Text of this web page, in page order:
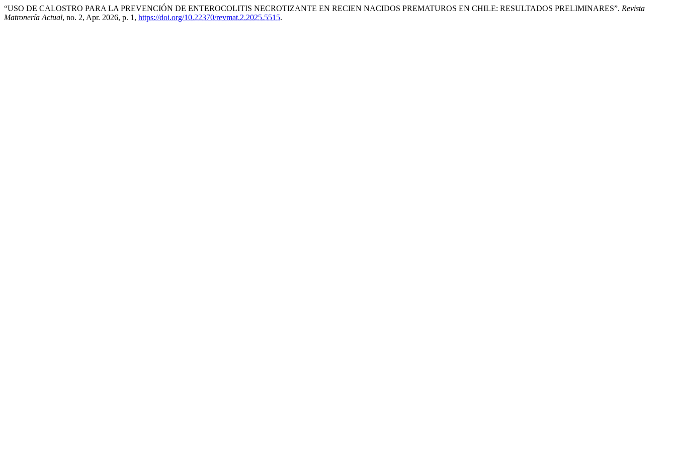
“USO DE CALOSTRO PARA LA PREVENCIÓN DE ENTEROCOLITIS NECROTIZANTE EN RECIEN NACIDOS PREMATUROS EN CHILE: RESULTADOS PRELIMINARES”. Revista
Matronería Actual, no. 2, Apr. 2026, p. 1, https://doi.org/10.22370/revmat.2.2025.5515.